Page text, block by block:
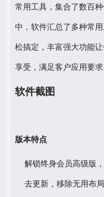
常用工具，集合了数百
中，软件汇总了多种常
松搞定，丰富强大功能
享受，满足客户应用要求
软件截图
版本特点
解锁终身会员高级版
去更新，移除无用布